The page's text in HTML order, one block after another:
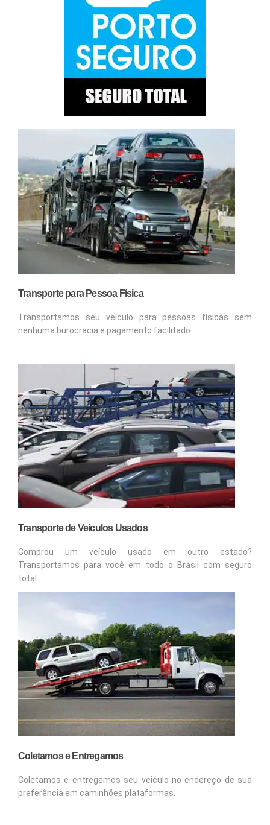
Transporte para Pessoa Física
Transportamos seu veículo para pessoas físicas sem
nenhuma burocracia e pagamento facilitado.
Transporte de Veiculos Usados
Comprou um veículo usado em outro estado?
Transportamos para você em todo o Brasil com seguro
total.
Coletamos e Entregamos
Coletamos e entregamos seu veiculo no endereço de sua
preferência em caminhões plataformas.